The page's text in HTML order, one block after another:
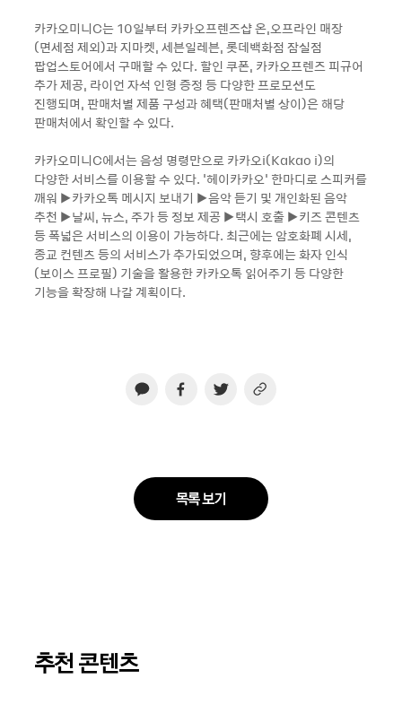
카카오미니C는 10일부터 카카오프렌즈샵 온,오프라인 매장
(면세점 제외)과 지마켓, 세븐일레븐, 롯데백화점 잠실점
팝업스토어에서 구매할 수 있다. 할인 쿠폰, 카카오프렌즈 피규어
추가 제공, 라이언 자석 인형 증정 등 다양한 프로모션도
진행되며, 판매처별 제품 구성과 혜택(판매처별 상이)은 해당
판매처에서 확인할 수 있다.
카카오미니C에서는 음성 명령만으로 카카오i(Kakao i)의
다양한 서비스를 이용할 수 있다. '헤이카카오' 한마디로 스피커를
깨워 ▶카카오톡 메시지 보내기 ▶음악 듣기 및 개인화된 음악
추천 ▶날씨, 뉴스, 주가 등 정보 제공 ▶택시 호출 ▶키즈 콘텐츠
등 폭넓은 서비스의 이용이 가능하다. 최근에는 암호화폐 시세,
종교 컨텐츠 등의 서비스가 추가되었으며, 향후에는 화자 인식
(보이스 프로필) 기술을 활용한 카카오톡 읽어주기 등 다양한
기능을 확장해 나갈 계획이다.
목록 보기
추천 콘텐츠